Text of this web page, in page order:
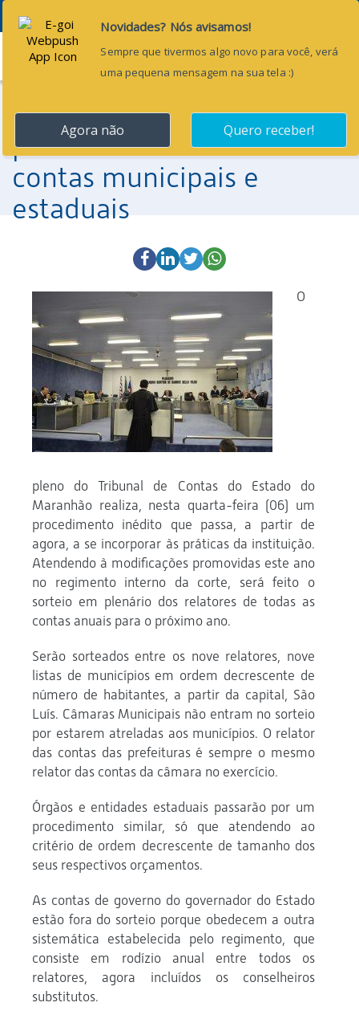
Menu
5 de dezembro de 2017
TCE/MA sorteia em
plenário relatores das
contas municipais e
estaduais
O
pleno do Tribunal de Contas do Estado do
Maranhão realiza, nesta quarta-feira (06) um
procedimento inédito que passa, a partir de
agora, a se incorporar às práticas da instituição.
Atendendo à modificações promovidas este ano
no regimento interno da corte, será feito o
sorteio em plenário dos relatores de todas as
contas anuais para o próximo ano.
Serão sorteados entre os nove relatores, nove
listas de municípios em ordem decrescente de
número de habitantes, a partir da capital, São
Luís. Câmaras Municipais não entram no sorteio
por estarem atreladas aos municípios. O relator
das contas das prefeituras é sempre o mesmo
relator das contas da câmara no exercício.
Órgãos e entidades estaduais passarão por um
procedimento similar, só que atendendo ao
critério de ordem decrescente de tamanho dos
seus respectivos orçamentos.
As contas de governo do governador do Estado
estão fora do sorteio porque obedecem a outra
sistemática estabelecida pelo regimento, que
consiste em rodízio anual entre todos os
relatores, agora incluídos os conselheiros
substitutos.